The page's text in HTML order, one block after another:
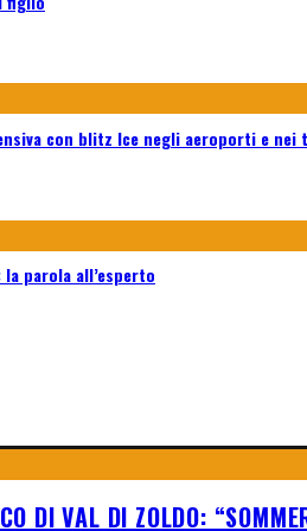
con blitz Ice negli aeroporti e nei
parola all’esperto
DI VAL DI ZOLDO: